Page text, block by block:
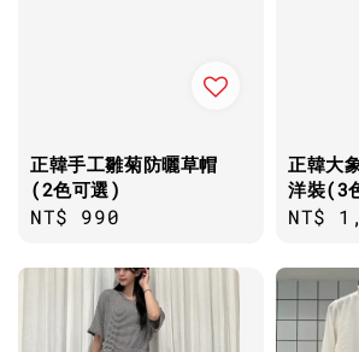
正韓手工雛菊防曬草帽
(2色可選)
Regular
NT$ 990
正韓大
洋裝(3
NT$